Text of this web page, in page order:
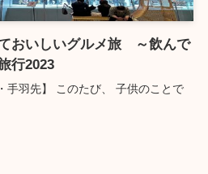
おいしいグルメ旅 ～飲んで
行2023
手羽先】 このたび、 子供のことで